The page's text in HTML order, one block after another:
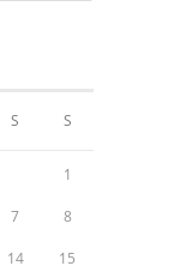
S S
1
7 8
14 15